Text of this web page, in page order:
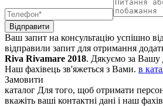
Відправити
Ваш запит на консультацію успішно
відправили запит для отримання
Riva Rivamare 2018. Дякуємо за Вашу
Наш фахівець зв'яжеться з Вами. в
Замовити
каталог Для того, щоб отримати
вкажіть ваші контактні дані і наш